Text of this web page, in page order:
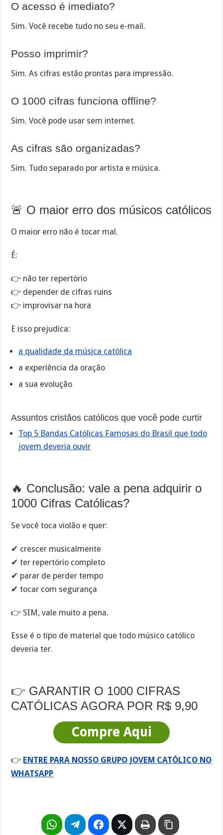
O acesso é imediato?
Sim. Você recebe tudo no seu e-mail.
Posso imprimir?
Sim. As cifras estão prontas para impressão.
O 1000 cifras funciona offline?
Sim. Você pode usar sem internet.
As cifras são organizadas?
Sim. Tudo separado por artista e música.
🚨 O maior erro dos músicos católicos
O maior erro não é tocar mal.
É:
👉 não ter repertório
👉 depender de cifras ruins
👉 improvisar na hora
E isso prejudica:
a qualidade da música católica
a experiência da oração
a sua evolução
Assuntos cristãos católicos que você pode curtir
Top 5 Bandas Católicas Famosas do Brasil que todo
jovem deveria ouvir
🔥 Conclusão: vale a pena adquirir o
1000 Cifras Católicas?
Se você toca violão e quer:
✔ crescer musicalmente
✔ ter repertório completo
✔ parar de perder tempo
✔ tocar com segurança
👉 SIM, vale muito a pena.
Esse é o tipo de material que todo músico católico
deveria ter.
👉 GARANTIR O 1000 CIFRAS
CATÓLICAS AGORA POR R$ 9,90
Compre Aqui
👉 ENTRE PARA NOSSO GRUPO JOVEM CATÓLICO NO
WHATSAPP